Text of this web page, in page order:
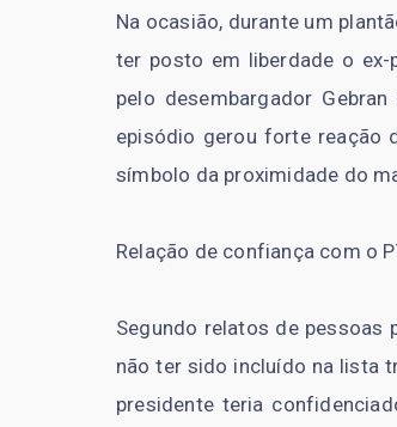
Na ocasião, durante um
ter posto em liberdade o ex-
pelo desembargador
episódio gerou forte reação
símbolo da proximidade do
Relação de confiança com o
Segundo relatos de pessoas
não ter sido incluído na lista
presidente teria